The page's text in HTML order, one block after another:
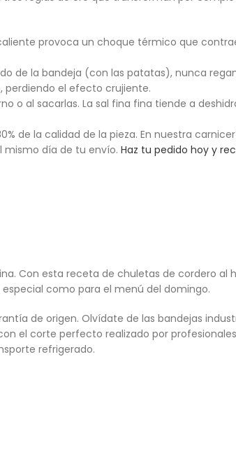
provoca un choque térmico que
de la bandeja (con las patatas), nunca
perdiendo el efecto crujiente.
o al sacarlas. La sal fina fina tiende a
de la calidad de la pieza. En nuestra
mismo día de tu envío. Haz tu pedido hoy y
Con esta receta de chuletas de cordero al
como para el menú del domingo.
de origen. Olvídate de las bandejas
el corte perfecto realizado por
refrigerado.